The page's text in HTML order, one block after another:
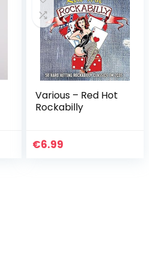
Various – Red Hot
Rockabilly
€6.99